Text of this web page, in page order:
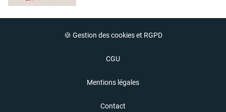
🍪 Gestion des cookies et RGPD
CGU
Mentions légales
Contact